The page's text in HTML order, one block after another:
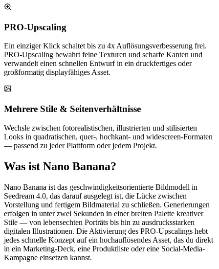
PRO-Upscaling
Ein einziger Klick schaltet bis zu 4x Auflösungsverbesserung frei.
PRO-Upscaling bewahrt feine Texturen und scharfe Kanten und
verwandelt einen schnellen Entwurf in ein druckfertiges oder
großformatig displayfähiges Asset.
Mehrere Stile & Seitenverhältnisse
Wechsle zwischen fotorealistischen, illustrierten und stilisierten
Looks in quadratischen, quer-, hochkant- und widescreen-Formaten
— passend zu jeder Plattform oder jedem Projekt.
Was ist Nano Banana?
Nano Banana ist das geschwindigkeitsorientierte Bildmodell in
Seedream 4.0, das darauf ausgelegt ist, die Lücke zwischen
Vorstellung und fertigem Bildmaterial zu schließen. Generierungen
erfolgen in unter zwei Sekunden in einer breiten Palette kreativer
Stile — von lebensechten Porträts bis hin zu ausdrucksstarken
digitalen Illustrationen. Die Aktivierung des PRO-Upscalings hebt
jedes schnelle Konzept auf ein hochauflösendes Asset, das du direkt
in ein Marketing-Deck, eine Produktliste oder eine Social-Media-
Kampagne einsetzen kannst.